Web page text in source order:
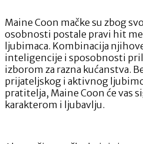
Maine Coon mačke su zbog
osobnosti postale pravi hit
ljubimaca. Kombinacija
inteligencije i sposobnosti
izborom za razna kućanstva.
prijateljskog i aktivnog
pratitelja, Maine Coon će vas
karakterom i ljubavlju.